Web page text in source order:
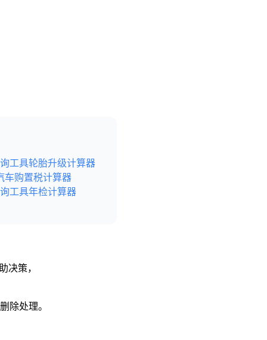
工具轮胎升级计算器
车购置税计算器
工具年检计算器
决策，
除处理。